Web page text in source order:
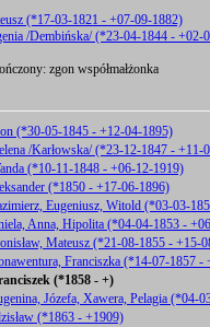
(*17-03-1821 - +07-09-1882)
/Dembińska/ (*23-04-1844 - +02-
zgon współmałżonka
(*30-05-1845 - +12-04-1895)
/Karłowska/ (*23-12-1847 - +11-
(*10-11-1848 - +06-12-1919)
(*1850 - +17-06-1896)
Eugeniusz, Witold (*03-03-
Anna, Hipolita (*04-04-1853 -
Mateusz (*21-08-1855 - +15-
Franciszka (*14-07-1857 -
(*1858 - +)
Józefa, Xawera, Pelagia (*04-
(*1863 - +1909)